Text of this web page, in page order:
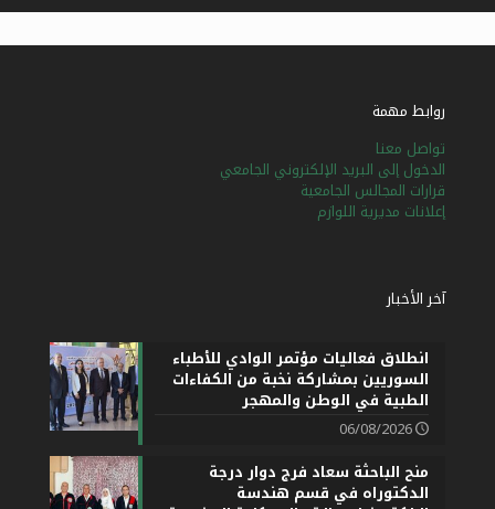
روابط مهمة
تواصل معنا
الدخول إلى البريد الإلكتروني الجامعي
قرارات المجالس الجامعية
إعلانات مديرية اللوازم
آخر الأخبار
انطلاق فعاليات مؤتمر الوادي للأطباء
السوريين بمشاركة نخبة من الكفاءات
الطبية في الوطن والمهجر
06/08/2026
منح الباحثة سعاد فرج دوار درجة
الدكتوراه في قسم هندسة